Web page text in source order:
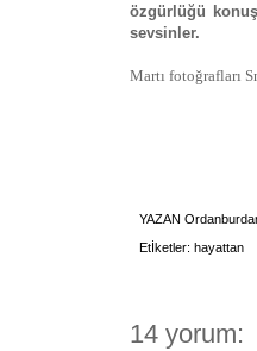
özgürlüğü
sevsinler.
Martı fotoğrafları
YAZAN
Etİketler: hayattan
14 yorum: